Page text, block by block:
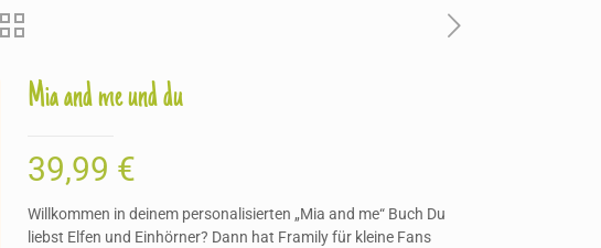
Mia and me und du
39,99 €
Willkommen in deinem personalisierten „Mia and me“ Buch Du
liebst Elfen und Einhörner? Dann hat Framily für kleine Fans